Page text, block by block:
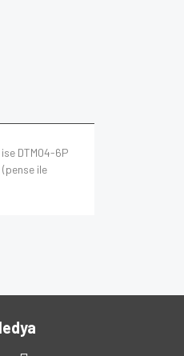
DTM04-6P
ile